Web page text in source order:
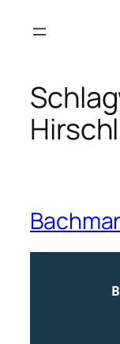
Inhalt
Hirschl